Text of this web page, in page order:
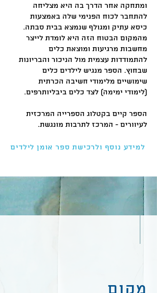
ומתחקה אחר הדרך בה היא מצליחה
להתחבר לכוח הפנימי שלה באמצעות
כיסא עתיק ומגולף שנמצא בבית סבתה.
מהמקום הבטוח הזה היא לומדת לייצר
מחשבות מרגיעות ומוצאת כלים
להתמודדות עצמית מול הניכור והבריונות
שבחוץ. הספר מנגיש לילדים כלים
שימושיים מלימודי חשיבה הכרתית
(לימודי ימימה) לצד כלים ביבליותרפים.
הספר קיים בקטלוג הספרייה המרכזית
לעיוורים - המרכז לתרבות מונגשת.
למידע נוסף ולרכישת ספר אומן לילדים